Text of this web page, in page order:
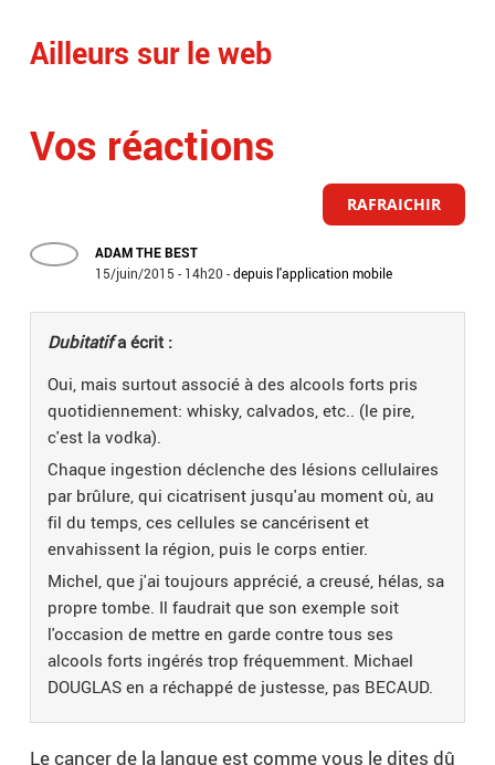
Ailleurs sur le web
Vos réactions
RAFRAICHIR
ADAM THE BEST
15/juin/2015 - 14h20 -depuis l'application mobile
Dubitatifa écrit :
Oui, mais surtout associé à des alcools forts pris
quotidiennement: whisky, calvados, etc.. (le pire,
c'est la vodka).
Chaque ingestion déclenche des lésions cellulaires
par brûlure, qui cicatrisent jusqu'au moment où, au
fil du temps, ces cellules se cancérisent et
envahissent la région, puis le corps entier.
Michel, que j'ai toujours apprécié, a creusé, hélas, sa
propre tombe. Il faudrait que son exemple soit
l'occasion de mettre en garde contre tous ses
alcools forts ingérés trop fréquemment. Michael
DOUGLAS en a réchappé de justesse, pas BECAUD.
Le cancer de la langue est comme vous le dites dû